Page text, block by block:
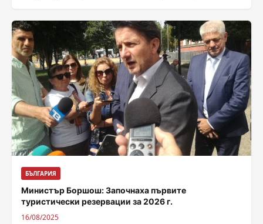
БЪЛГАРИЯ
Министър Боршош: Започнаха първите
туристически резервации за 2026 г.
16/08/2025